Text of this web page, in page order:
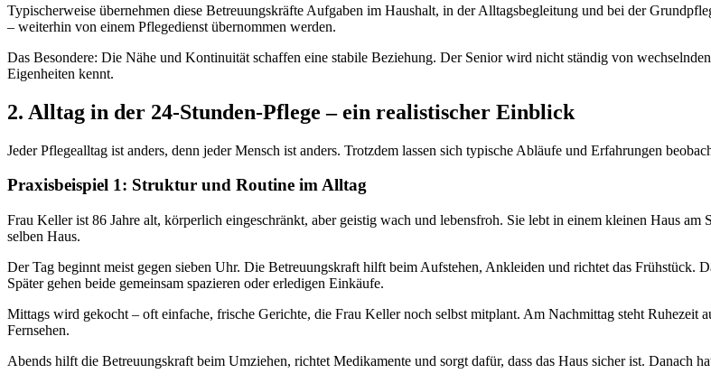
Typischerweise übernehmen diese Betreuungskräfte Aufgaben im Haushalt, in der Alltagsbegleitung und bei der
– weiterhin von einem Pflegedienst übernommen werden.
Das Besondere: Die Nähe und Kontinuität schaffen eine stabile Beziehung. Der Senior wird nicht ständig von
Eigenheiten kennt.
2. Alltag in der 24-Stunden-Pflege – ein realistischer Einblick
Jeder Pflegealltag ist anders, denn jeder Mensch ist anders. Trotzdem lassen sich typische Abläufe und Erfahrungen
Praxisbeispiel 1: Struktur und Routine im Alltag
Frau Keller ist 86 Jahre alt, körperlich eingeschränkt, aber geistig wach und lebensfroh. Sie lebt in einem kleinen Haus
selben Haus.
Der Tag beginnt meist gegen sieben Uhr. Die Betreuungskraft hilft beim Aufstehen, Ankleiden und richtet das Frühstück.
Später gehen beide gemeinsam spazieren oder erledigen Einkäufe.
Mittags wird gekocht – oft einfache, frische Gerichte, die Frau Keller noch selbst mitplant. Am Nachmittag steht Ruhezeit
Fernsehen.
Abends hilft die Betreuungskraft beim Umziehen, richtet Medikamente und sorgt dafür, dass das Haus sicher ist. Danach